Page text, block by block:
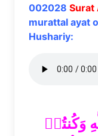
002028 Surat
murattal ayat
Hushariy:
وَكُنتُمۡ